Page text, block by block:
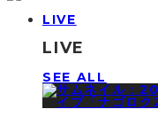
LIVE
LIVE
SEE ALL